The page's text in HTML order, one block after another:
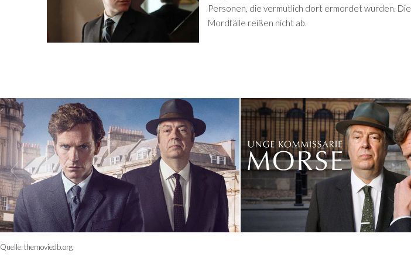
Personen, die vermutlich dort ermordet wurden. Die
Mordfälle reißen nicht ab.
Quelle:themoviedb.org